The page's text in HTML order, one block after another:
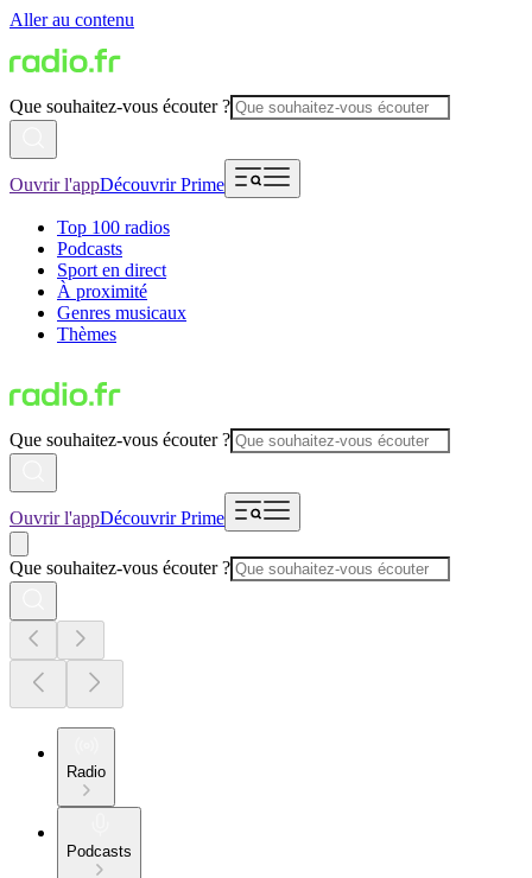
Aller au contenu
Que souhaitez-vous écouter ?
Ouvrir l'appDécouvrir Prime
Top 100 radios
Podcasts
Sport en direct
À proximité
Genres musicaux
Thèmes
Que souhaitez-vous écouter ?
Ouvrir l'appDécouvrir Prime
Que souhaitez-vous écouter ?
Radio
Podcasts